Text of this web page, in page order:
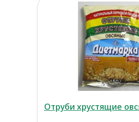
Отруби хрустящие